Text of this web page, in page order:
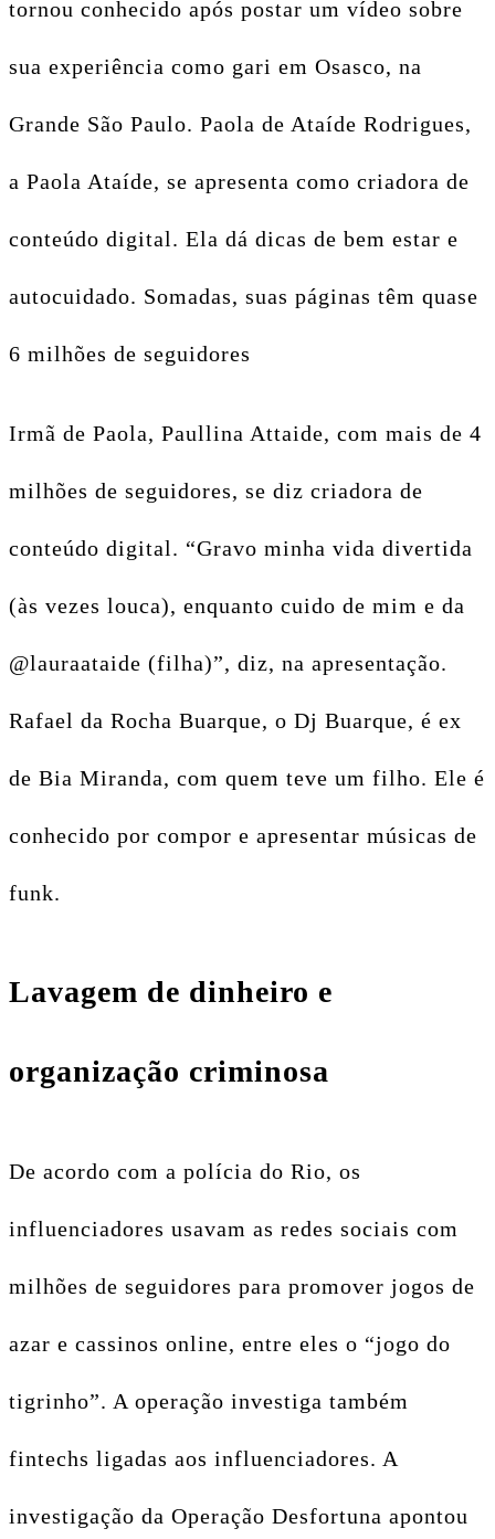
tornou conhecido após postar um vídeo sobre
sua experiência como gari em Osasco, na
Grande São Paulo. Paola de Ataíde Rodrigues,
a Paola Ataíde, se apresenta como criadora de
conteúdo digital. Ela dá dicas de bem estar e
autocuidado. Somadas, suas páginas têm quase
6 milhões de seguidores
Irmã de Paola, Paullina Attaide, com mais de 4
milhões de seguidores, se diz criadora de
conteúdo digital. “Gravo minha vida divertida
(às vezes louca), enquanto cuido de mim e da
@lauraataide (filha)”, diz, na apresentação.
Rafael da Rocha Buarque, o Dj Buarque, é ex
de Bia Miranda, com quem teve um filho. Ele é
conhecido por compor e apresentar músicas de
funk.
Lavagem de dinheiro e
organização criminosa
De acordo com a polícia do Rio, os
influenciadores usavam as redes sociais com
milhões de seguidores para promover jogos de
azar e cassinos online, entre eles o “jogo do
tigrinho”. A operação investiga também
fintechs ligadas aos influenciadores. A
investigação da Operação Desfortuna apontou